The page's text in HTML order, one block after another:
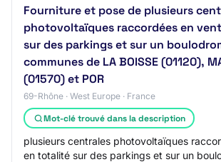
Fourniture et pose de plusieurs
photovoltaïques raccordées en
sur des parkings et sur un
communes de LA BOISSE (01120),
(01570) et POR
69-Rhône · West Europe · France
Mot-clé trouvé dans la description
plusieurs centrales photovoltaïques
en totalité sur des parkings et sur un